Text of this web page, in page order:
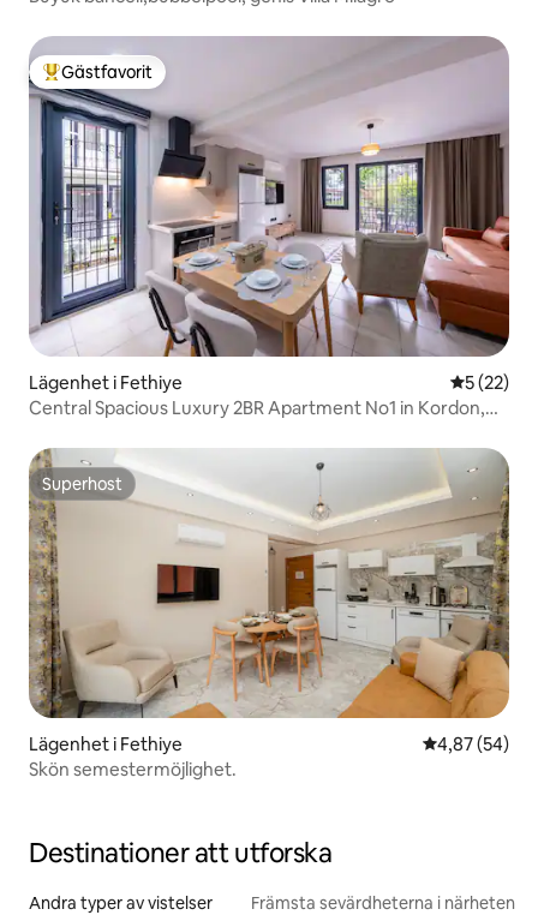
Populär gästfavorit
Gästfavorit
Lägenhet i Fethiye 5 av 5 i
5 (22)
Central Spacious Luxury 2BR Apartment No1 in Kordon,
Superhost
Superhost
Lägenhet i Fethiye 4,87 av 5 i
4,87 (54)
Skön semestermöjlighet.
Destinationer att utforska
Andra typer av vistelser Främsta sevärdheterna i närheten